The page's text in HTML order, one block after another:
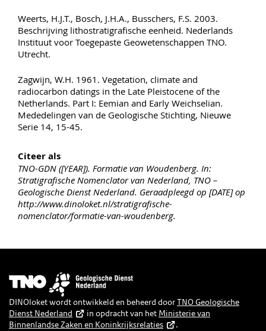
Weerts, H.J.T., Bosch, J.H.A., Busschers, F.S. 2003.
Beschrijving lithostratigrafische eenheid. Nederlands
Instituut voor Toegepaste Geowetenschappen TNO.
Utrecht.
Zagwijn, W.H. 1961. Vegetation, climate and
radiocarbon datings in the Late Pleistocene of the
Netherlands. Part I: Eemian and Early Weichselian.
Mededelingen van de Geologische Stichting, Nieuwe
Serie 14, 15-45.
Citeer als
TNO-GDN ([YEAR]). Formatie van Woudenberg. In:
Stratigrafische Nomenclator van Nederland, TNO –
Geologische Dienst Nederland. Geraadpleegd op [DATE] op
http://www.dinoloket.nl/stratigrafische-
nomenclator/formatie-van-woudenberg.
Afbeelding
DINOloket wordt ontwikkeld en beheerd doorTNO Geologische
Dienst Nederland
in opdracht van het Ministerie van
Binnenlandse Zaken en Koninkrijksrelaties
.